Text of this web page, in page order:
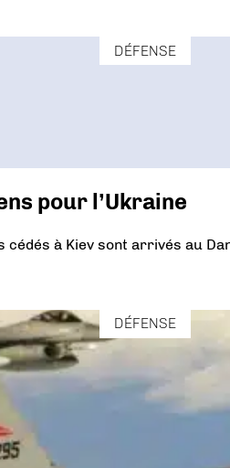
DÉFENSE
pour l’Ukraine
cédés à Kiev sont arrivés au
DÉFENSE